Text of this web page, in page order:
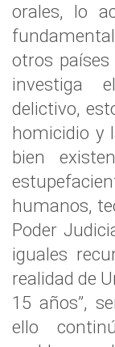
orales, lo
otros
investiga
delictivo,
homicidio y
bien
humanos,
Poder
iguales
realidad de
15 años”,
ello